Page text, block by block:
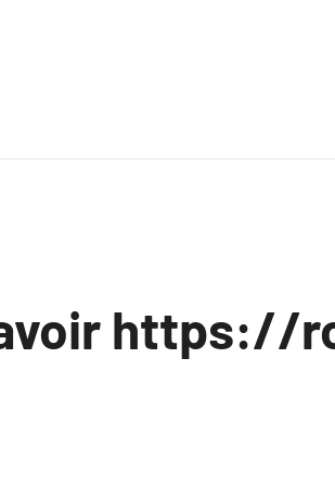
https://